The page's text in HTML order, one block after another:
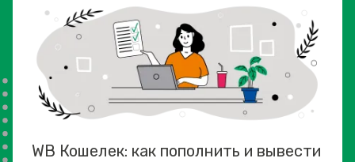
WB Кошелек: как пополнить и вывести